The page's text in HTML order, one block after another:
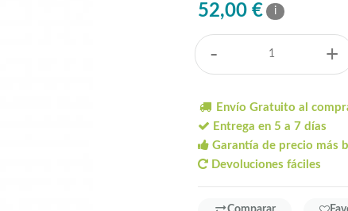
52,00 € i
- +
Envío Gratuito al
Entrega en 5 a 7 días
Garantía de precio más
Devoluciones fáciles